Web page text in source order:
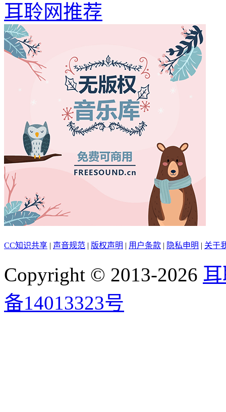
耳聆网推荐
CC知识共享 | 声音规范 | 版权声明 | 用户条款 | 隐私申明 | 关于
Copyright © 2013-2026
备14013323号